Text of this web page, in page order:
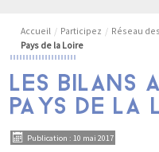
LE CONSERVATOIRE
NOS SERVICES ET
NOS ACTIONS PHARES
JARDIN DU CONSERVATOIRE
OBSERVATOIRE DES MILIEUX
Accueil / Participez / Réseau
Pays de la Loire
LES BILANS
PAYS DE LA
Publication : 10 mai 2017